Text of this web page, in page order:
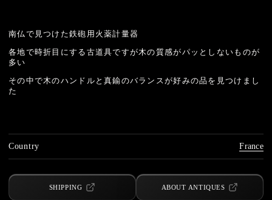
南仏で見つけた鉄砲用火薬計量器
各地で時折目にする古道具ですが木の質感がパッとしないものが
多い
その中で木のハンドルと真鍮のバランスが好みの品を見つけまし
た
Country France
SHIPPING ABOUT ANTIQUES